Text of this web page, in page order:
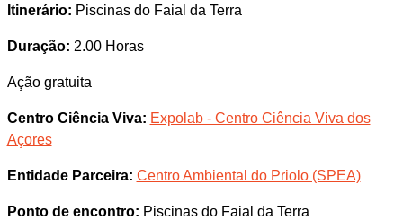
Itinerário: Piscinas do Faial da Terra
Duração: 2.00 Horas
Ação gratuita
Centro Ciência Viva: Expolab - Centro Ciência Viva dos
Açores
Entidade Parceira: Centro Ambiental do Priolo (SPEA)
Ponto de encontro: Piscinas do Faial da Terra